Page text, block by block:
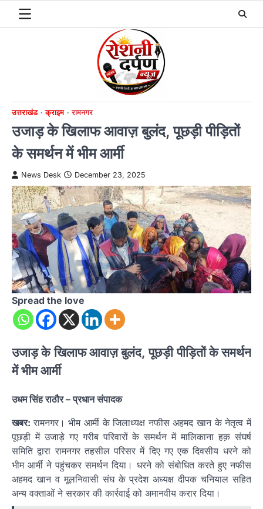
उत्तराखंड क्राइम रामनगर
उजाड़ के खिलाफ आवाज़ बुलंद, पूछड़ी पीड़ितों
के समर्थन में भीम आर्मी
News Desk December 23, 2025
Spread the love
उजाड़ के खिलाफ आवाज़ बुलंद, पूछड़ी पीड़ितों के समर्थन
में भीम आर्मी
उधम सिंह राठौर – प्रधान संपादक
खबर:रामनगर। भीम आर्मी के जिलाध्यक्ष नफीस अहमद खान के नेतृत्व में
पूछड़ी में उजाड़े गए गरीब परिवारों के समर्थन में मालिकाना हक़ संघर्ष
समिति द्वारा रामनगर तहसील परिसर में दिए गए एक दिवसीय धरने को
भीम आर्मी ने पहुंचकर समर्थन दिया। धरने को संबोधित करते हुए नफीस
अहमद खान व मूलनिवासी संघ के प्रदेश अध्यक्ष दीपक चनियाल सहित
अन्य वक्ताओं ने सरकार की कार्रवाई को अमानवीय करार दिया।